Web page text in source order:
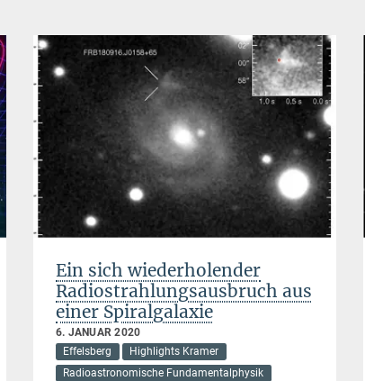
Ein sich wiederholender
Radiostrahlungsausbruch aus
einer Spiralgalaxie
6. JANUAR 2020
Effelsberg
Highlights Kramer
Radioastronomische Fundamentalphysik